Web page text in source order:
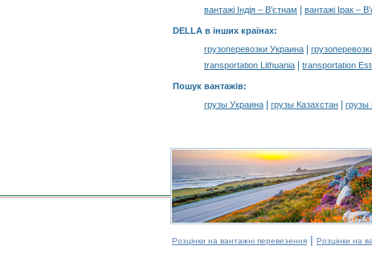
вантажі Індія – В'єтнам
вантажі Ірак –
DELLA в інших країнах:
грузоперевозки Украина
transportation Lithuania transportation
Пошук вантажів:
грузы Украина
грузы Казахстан грузы
Розцінки на вантажні перевезення | Розцінки на